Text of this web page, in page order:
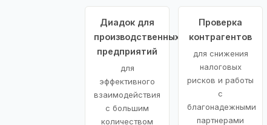
Диадок для
производственных
предприятий
для
эффективного
взаимодействия
с большим
количеством
Проверка
контрагентов
для снижения
налоговых
рисков и работы
с
благонадежными
партнерами